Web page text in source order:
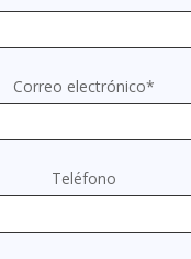
Correo electrónico*
Teléfono